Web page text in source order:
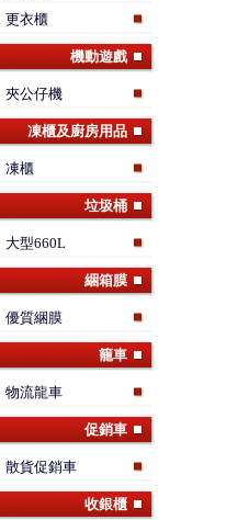
更衣櫃
機動遊戲
夾公仔機
凍櫃及廚房用品
凍櫃
垃圾桶
大型660L
綑箱膜
優質綑膜
籠車
物流龍車
促銷車
散貨促銷車
收銀櫃